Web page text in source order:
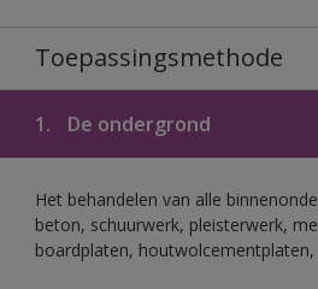
Toepassingsmethode
1. De ondergrond
Het behandelen van alle
beton, schuurwerk, pleisterwerk,
boardplaten, houtwolcementplaten,